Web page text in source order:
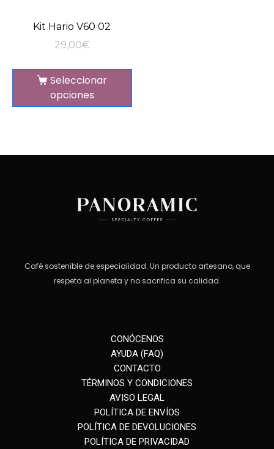
Kit Hario V60 02
29,00€
Seleccionar
opciones
Café sostenible de especialidad. Un producto artesano, que
respeta al planeta y no sacrifica su calidad.
CONÓCENOS
AYUDA (FAQ)
CONTACTO
TÉRMINOS Y CONDICIONES
AVISO LEGAL
POLÍTICA DE ENVÍOS
POLÍTICA DE DEVOLUCIONES
POLÍTICA DE PRIVACIDAD